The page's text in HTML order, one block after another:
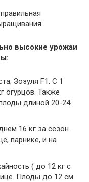
высокие урожаи
Зозуля F1. С 1
огурцов. Также
длиной 20-24
16 кг за сезон.
парнике, и на
( до 12 кг с
Плоды до 12 см